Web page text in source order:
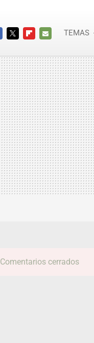
MAIL
TEMAS
Comentarios cerrados